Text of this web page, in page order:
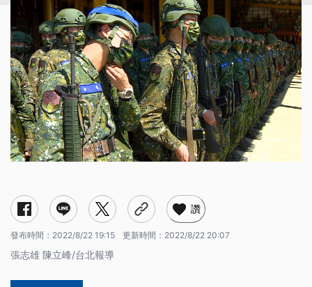
讚
發布時間： 2022/8/22 19:15 更新時間： 2022/8/22 20:07
張志雄 陳立峰/台北報導